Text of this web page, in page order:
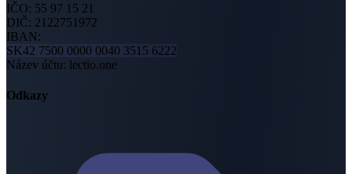
IČO: 55 97 15 21
DIČ: 2122751972
IBAN:
SK42 7500 0000 0040 3515 6222
Název účtu: lectio.one
Odkazy